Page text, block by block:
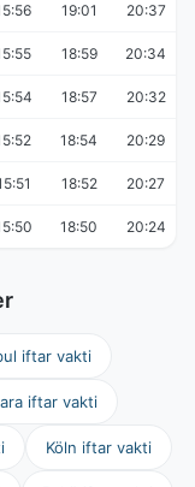
19:01 20:37
18:59 20:34
18:57 20:32
18:54 20:29
18:52 20:27
18:50 20:24
iftar vakti
iftar vakti
Köln iftar vakti